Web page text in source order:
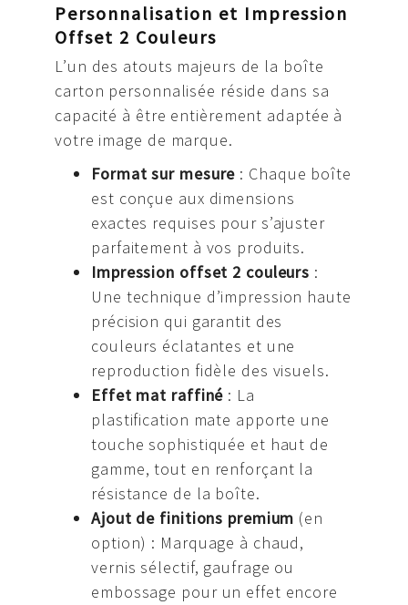
Personnalisation et Impression
Offset 2 Couleurs
L’un des atouts majeurs de la boîte
carton personnalisée réside dans sa
capacité à être entièrement adaptée à
votre image de marque.
Format sur mesure : Chaque boîte
est conçue aux dimensions
exactes requises pour s’ajuster
parfaitement à vos produits.
Impression offset 2 couleurs :
Une technique d’impression haute
précision qui garantit des
couleurs éclatantes et une
reproduction fidèle des visuels.
Effet mat raffiné : La
plastification mate apporte une
touche sophistiquée et haut de
gamme, tout en renforçant la
résistance de la boîte.
Ajout de finitions premium (en
option) : Marquage à chaud,
vernis sélectif, gaufrage ou
embossage pour un effet encore